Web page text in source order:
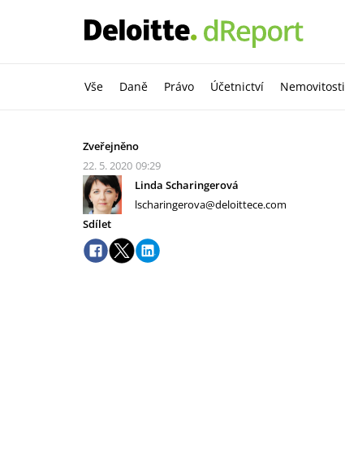
Vše Daně Právo Účetnictví Nemovitosti
Zveřejněno
22. 5. 2020 09:29
Linda Scharingerová
lscharingerova@deloittece.com
Sdílet